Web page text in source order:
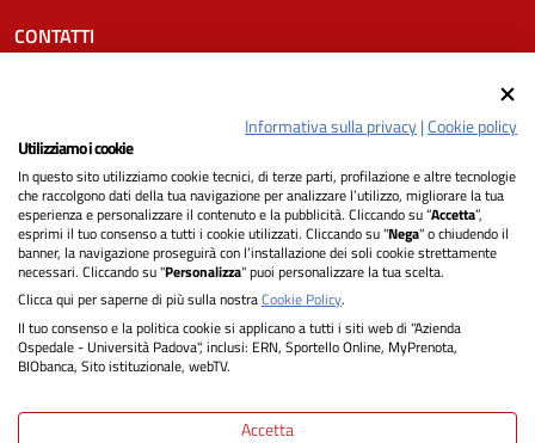
CONTATTI
Pec: protocollo.aopd@pecveneto.it
SEGUICI SU
Privacy
Dichiarazione di Accessibilità
Informativa sulla privacy|Cookie policy
Utilizziamo i cookie
In questo sito utilizziamo cookie tecnici, di terze parti, profilazione e altre tecnologie
che raccolgono dati della tua navigazione per analizzare l’utilizzo, migliorare la tua
esperienza e personalizzare il contenuto e la pubblicità. Cliccando su “Accetta”,
esprimi il tuo consenso a tutti i cookie utilizzati. Cliccando su "Nega" o chiudendo il
banner, la navigazione proseguirà con l’installazione dei soli cookie strettamente
necessari. Cliccando su "Personalizza" puoi personalizzare la tua scelta.
Clicca qui per saperne di più sulla nostraCookie Policy.
Il tuo consenso e la politica cookie si applicano a tutti i siti web di "Azienda
Ospedale - Università Padova", inclusi: ERN, Sportello Online, MyPrenota,
BIObanca, Sito istituzionale, webTV.
Accetta